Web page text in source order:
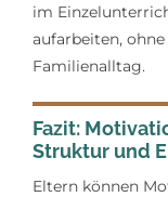
im
aufarbeiten,
Familienalltag.
Fazit:
Struktur und
Eltern können